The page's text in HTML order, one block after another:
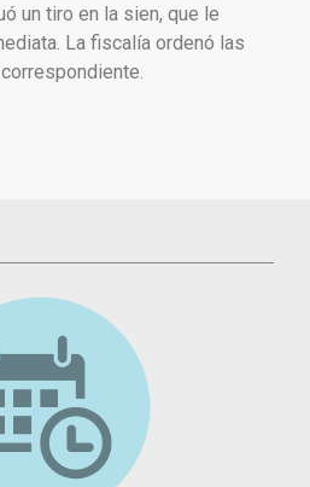
un tiro en la sien, que le
La fiscalía ordenó las